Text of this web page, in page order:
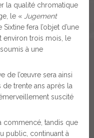
la qualité chromatique
le « Jugement
fera l’objet d’une
environ trois mois, le
à une
de l’œuvre sera ainsi
trente ans après la
suscité
commencé, tandis que
public, continuant à